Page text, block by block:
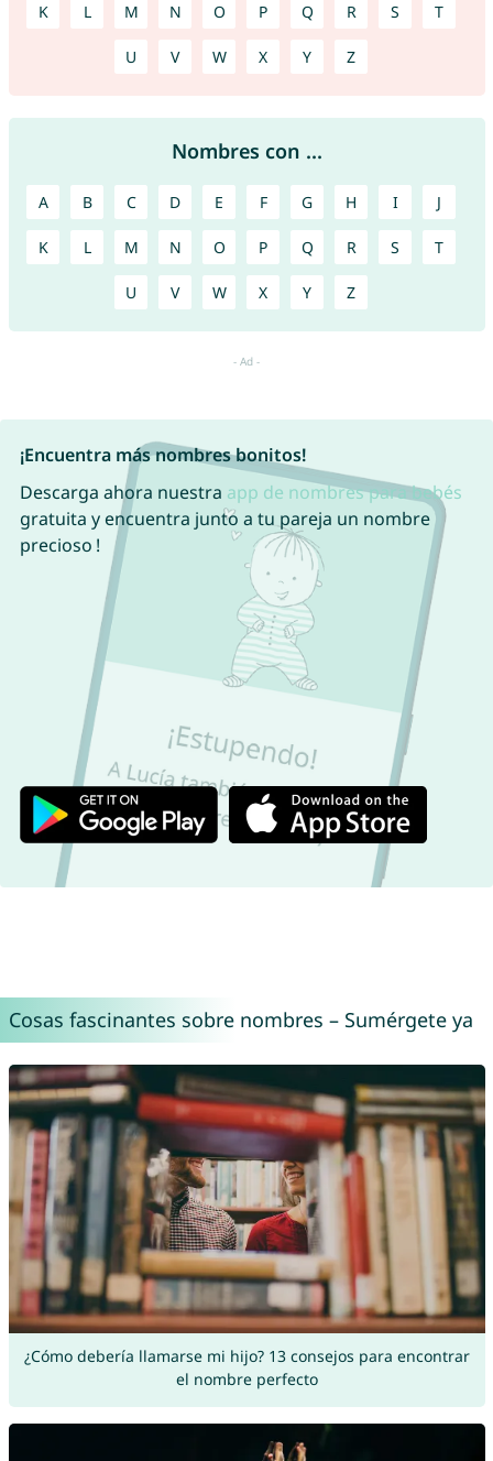
K L M N O P Q R S T
U V W X Y Z
Nombres con ...
A B C D E F G H I J
K L M N O P Q R S T
U V W X Y Z
¡Encuentra más nombres bonitos!
Descarga ahora nuestra app de nombres para bebés
gratuita y encuentra junto a tu pareja un nombre
precioso !
Cosas fascinantes sobre nombres – Sumérgete ya
¿Cómo debería llamarse mi hijo? 13 consejos para encontrar
el nombre perfecto